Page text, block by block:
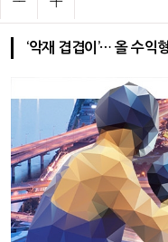
‘악재 겹겹이’… 올 수익